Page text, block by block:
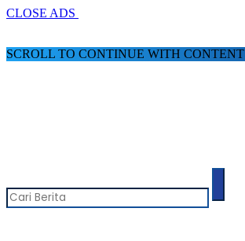
CLOSE ADS
SCROLL TO CONTINUE WITH CONTENT